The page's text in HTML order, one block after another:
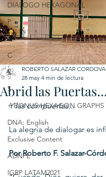
DIALOGO HEXAGONAL
P
A
C
E
S
+ BONUS HEXAGON GRAPHS
DNA: English
Exclusive Content
ADNPL
IGRP LATAM2021
Abrid las Puertas...
ROBERTO SALAZAR CORDOVA
28 may 4 min de lectura
Y las compuertas...
La alegría de dialogar es
Por Roberto F. Salazar-